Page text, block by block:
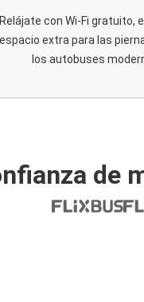
Relájate con Wi-Fi gratuito,
espacio extra para las
los autobuses
de